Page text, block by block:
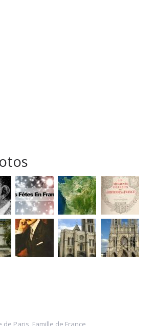
Paris, Famille de France